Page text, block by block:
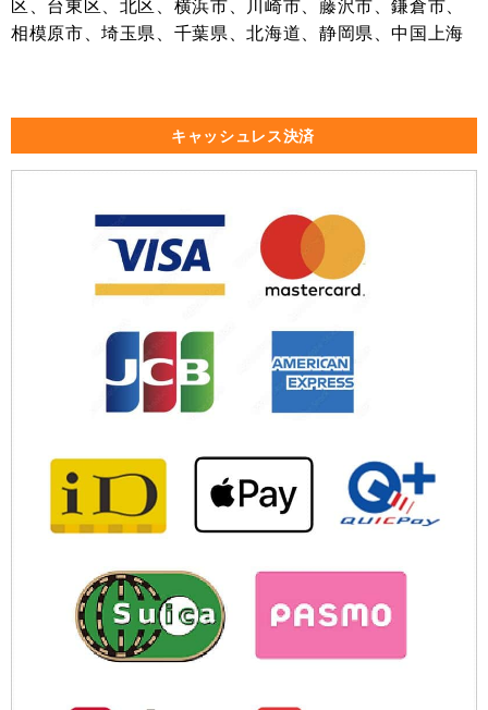
区、台東区、北区、横浜市、川崎市、藤沢市、鎌倉市、
相模原市、埼玉県、千葉県、北海道、静岡県、中国上海
キャッシュレス決済